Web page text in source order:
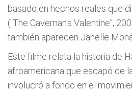
basado en hechos reales que
("The Caveman's Valentine",
también aparecen Janelle
Este filme relata la historia de
afroamericana que escapó de
involucró a fondo en el